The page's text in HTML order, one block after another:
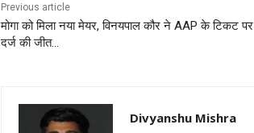
Previous article
मोगा को मिला नया मेयर, विनयपाल कौर ने AAP के टिकट पर
दर्ज की जीत…
Divyanshu Mishra